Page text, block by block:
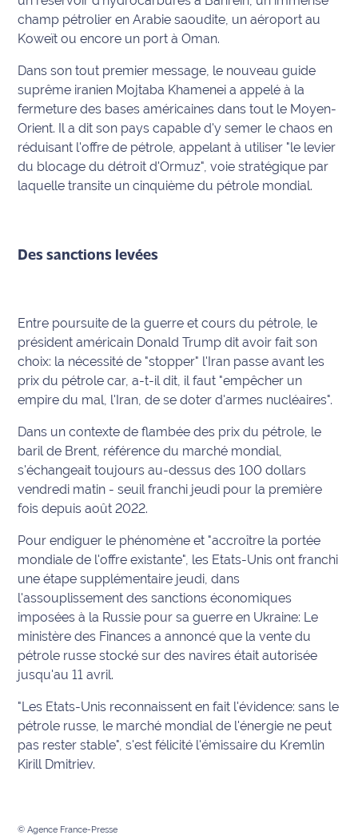
champ pétrolier en Arabie saoudite, un aéroport au
Koweït ou encore un port à Oman.
Dans son tout premier message, le nouveau guide
suprême iranien Mojtaba Khamenei a appelé à la
fermeture des bases américaines dans tout le Moyen-
Orient. Il a dit son pays capable d'y semer le chaos en
réduisant l'offre de pétrole, appelant à utiliser "le levier
du blocage du détroit d'Ormuz", voie stratégique par
laquelle transite un cinquième du pétrole mondial.
Des sanctions levées
Entre poursuite de la guerre et cours du pétrole, le
président américain Donald Trump dit avoir fait son
choix: la nécessité de "stopper" l'Iran passe avant les
prix du pétrole car, a-t-il dit, il faut "empêcher un
empire du mal, l'Iran, de se doter d'armes nucléaires".
Dans un contexte de flambée des prix du pétrole, le
baril de Brent, référence du marché mondial,
s'échangeait toujours au-dessus des 100 dollars
vendredi matin - seuil franchi jeudi pour la première
fois depuis août 2022.
Pour endiguer le phénomène et "accroître la portée
mondiale de l'offre existante", les Etats-Unis ont franchi
une étape supplémentaire jeudi, dans
l'assouplissement des sanctions économiques
imposées à la Russie pour sa guerre en Ukraine: Le
ministère des Finances a annoncé que la vente du
pétrole russe stocké sur des navires était autorisée
jusqu'au 11 avril.
"Les Etats-Unis reconnaissent en fait l'évidence: sans le
pétrole russe, le marché mondial de l'énergie ne peut
pas rester stable", s'est félicité l'émissaire du Kremlin
Kirill Dmitriev.
© Agence France-Presse